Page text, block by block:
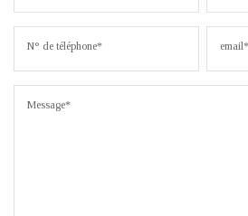
N° de téléphone* email*
Message*